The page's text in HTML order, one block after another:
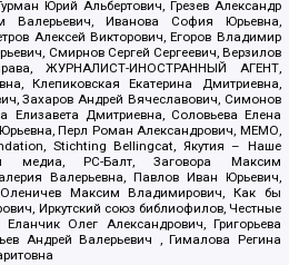
Юрий Альбертович, Грезев Александр
Валерьевич, Иванова София Юрьевна,
Алексей Викторович, Егоров Владимир
Смирнов Сергей Сергеевич, Верзилов
ЖУРНАЛИСТ-ИНОСТРАННЫЙ АГЕНТ,
Клепиковская Екатерина Дмитриевна,
Захаров Андрей Вячеславович, Симонов
Елизавета Дмитриевна, Соловьева Елена
Перл Роман Александрович, МЕМО,
Stichting Bellingcat, Якутия – Наше
медиа, РС-Балт, Заговора Максим
Валерьевна, Павлов Иван Юрьевич,
Оленичев Максим Владимирович, Как бы
Иркутский союз библиофилов, Честные
Олег Александрович, Григорьева
Андрей Валерьевич , Гималова Регина